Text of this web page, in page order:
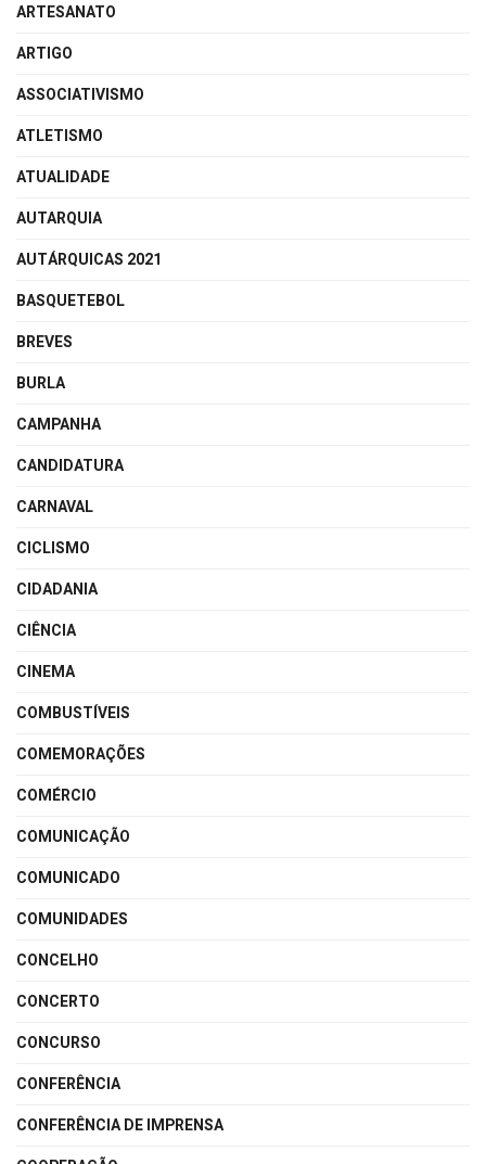
ARTESANATO
ARTIGO
ASSOCIATIVISMO
ATLETISMO
ATUALIDADE
AUTARQUIA
AUTÁRQUICAS 2021
BASQUETEBOL
BREVES
BURLA
CAMPANHA
CANDIDATURA
CARNAVAL
CICLISMO
CIDADANIA
CIÊNCIA
CINEMA
COMBUSTÍVEIS
COMEMORAÇÕES
COMÉRCIO
COMUNICAÇÃO
COMUNICADO
COMUNIDADES
CONCELHO
CONCERTO
CONCURSO
CONFERÊNCIA
CONFERÊNCIA DE IMPRENSA